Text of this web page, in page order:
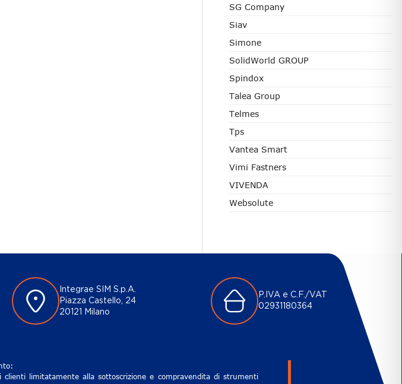
SG Company
Siav
Simone
SolidWorld GROUP
Spindox
Talea Group
Telmes
Tps
Vantea Smart
Vimi Fastners
VIVENDA
Websolute
Integrae SIM S.p.A.
Piazza Castello, 24
20121 Milano
P.IVA e C.F./VAT
02931180364
limitatamente alla sottoscrizione e compravendita di strumenti